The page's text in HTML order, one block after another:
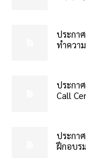
ประกา
ทำควา
ประกา
Call
ประกา
ฝึกอบร